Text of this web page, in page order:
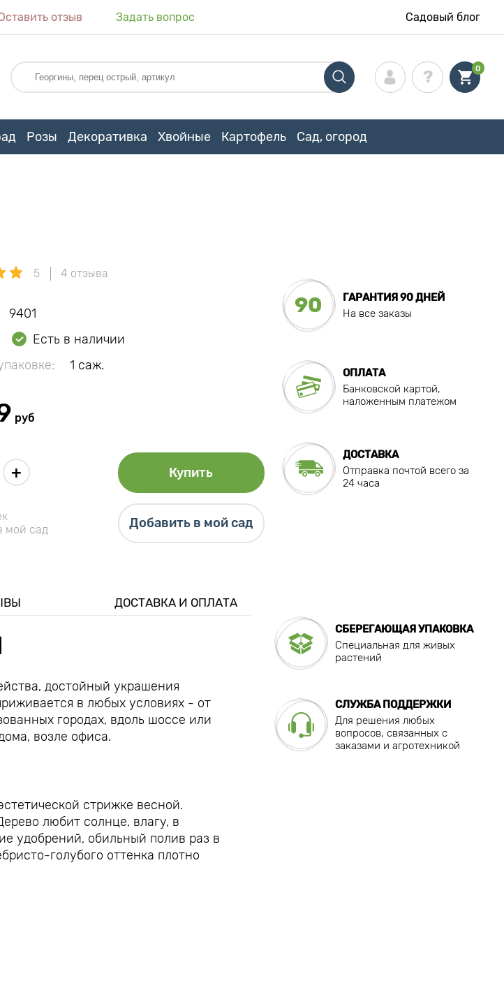
отзыв Задать вопрос Садовый блог
0
Розы Декоративка Хвойные Картофель Сад, огород
5 4 отзыва
9401
Есть в наличии
1 саж.
руб
+ Купить
мой сад
Добавить в мой сад
90
ГАРАНТИЯ 90 ДНЕЙ
На все заказы
ОПЛАТА
Банковской картой,
наложенным платежом
ДОСТАВКА
Отправка почтой всего за
24 часа
ДОСТАВКА И ОПЛАТА
достойный украшения
в любых условиях - от
городах, вдоль шоссе или
возле офиса.
стрижке весной.
любит солнце, влагу, в
удобрений, обильный полив раз в
голубого оттенка плотно
СБЕРЕГАЮЩАЯ УПАКОВКА
Специальная для живых
растений
СЛУЖБА ПОДДЕРЖКИ
Для решения любых
вопросов, связанных с
заказами и агротехникой